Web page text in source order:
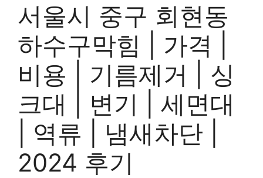
서울시 중구 회현동
하수구막힘 | 가격 |
비용 | 기름제거 | 싱
크대 | 변기 | 세면대
| 역류 | 냄새차단 |
2024 후기